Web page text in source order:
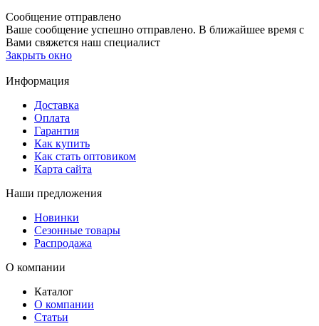
Сообщение отправлено
Ваше сообщение успешно отправлено. В ближайшее время с
Вами свяжется наш специалист
Закрыть окно
Информация
Доставка
Оплата
Гарантия
Как купить
Как стать оптовиком
Карта сайта
Наши предложения
Новинки
Сезонные товары
Распродажа
О компании
Каталог
О компании
Статьи